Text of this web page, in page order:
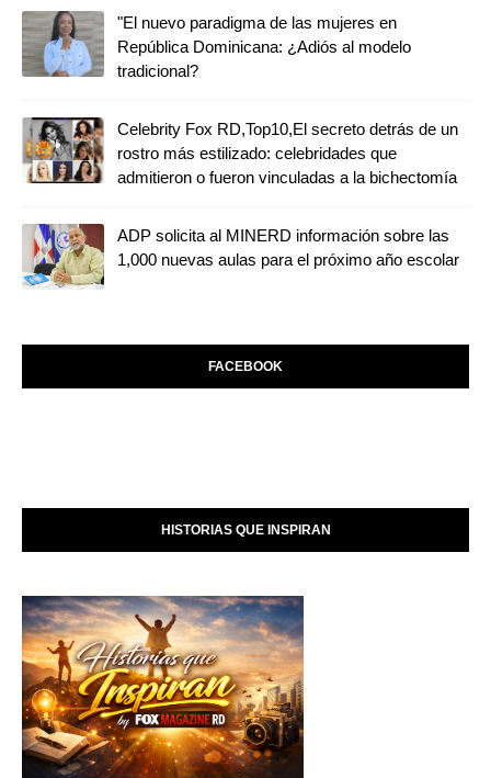
"El nuevo paradigma de las mujeres en
República Dominicana: ¿Adiós al modelo
tradicional?
Celebrity Fox RD,Top10,El secreto detrás de un
rostro más estilizado: celebridades que
admitieron o fueron vinculadas a la bichectomía
ADP solicita al MINERD información sobre las
1,000 nuevas aulas para el próximo año escolar
FACEBOOK
HISTORIAS QUE INSPIRAN